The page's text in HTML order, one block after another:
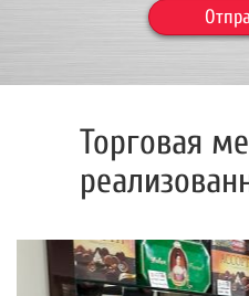
Торговая